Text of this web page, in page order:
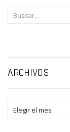
ARCHIVOS